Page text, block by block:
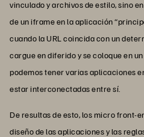
vinculado y archivos de estilo, sino
de un iframe en la aplicación
cuando la URL coincida con un
cargue en diferido y se coloque en
podemos tener varias aplicaciones
estar interconectadas entre sí.
De resultas de esto, los micro front-
diseño de las aplicaciones y las